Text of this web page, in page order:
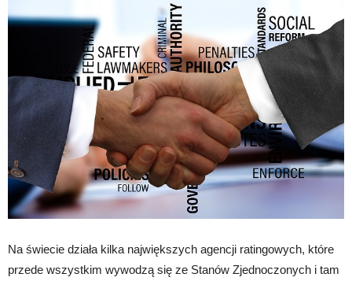
Na świecie działa kilka największych agencji ratingowych, które
przede wszystkim wywodzą się ze Stanów Zjednoczonych i tam